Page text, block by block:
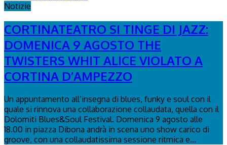
Notizie
CORTINATEATRO SI TINGE DI JAZZ:
DOMENICA 9 AGOSTO THE
TWISTERS WHIT ALICE VIOLATO A
CORTINA D’AMPEZZO
Un appuntamento all’insegna di blues, funky e soul con il
quale si rinnova una collaborazione collaudata, quella con il
Dolomiti Blues&Soul Festival. Domenica 9 agosto alle
18.00 in piazza Dibona andrà in scena uno show carico di
groove, con una collaudatissima sessione ritmica e...